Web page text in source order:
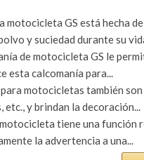
GS está hecha
y suciedad durante su
de motocicleta GS le
esta calcomanía para...
motocicletas también
etc., y brindan la decoración...
tiene una función
la advertencia a una...